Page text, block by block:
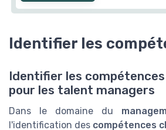
Identifier les
Identifier les
pour les talent managers
Dans le domaine du
l'identification des compétences